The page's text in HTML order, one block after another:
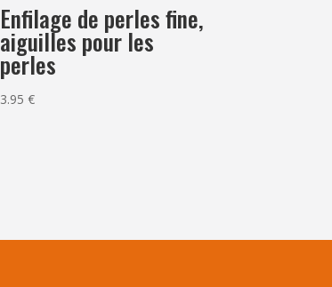
Enfilage de perles fine,
aiguilles pour les
perles
3.95€